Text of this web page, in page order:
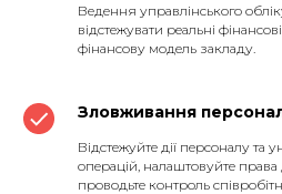
Ведення управлінського
відстежувати реальні
фінансову модель закладу.
Зловживання
Відстежуйте дії персоналу та
операцій, налаштовуйте права
проводьте контроль